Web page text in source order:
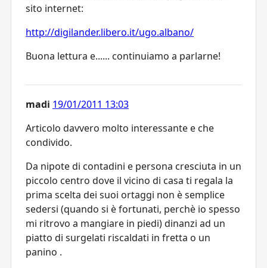
sito internet:
http://digilander.libero.it/ugo.albano/
Buona lettura e...... continuiamo a parlarne!
madi 19/01/2011 13:03
Articolo davvero molto interessante e che
condivido.
Da nipote di contadini e persona cresciuta in un
piccolo centro dove il vicino di casa ti regala la
prima scelta dei suoi ortaggi non è semplice
sedersi (quando si è fortunati, perchè io spesso
mi ritrovo a mangiare in piedi) dinanzi ad un
piatto di surgelati riscaldati in fretta o un
panino .